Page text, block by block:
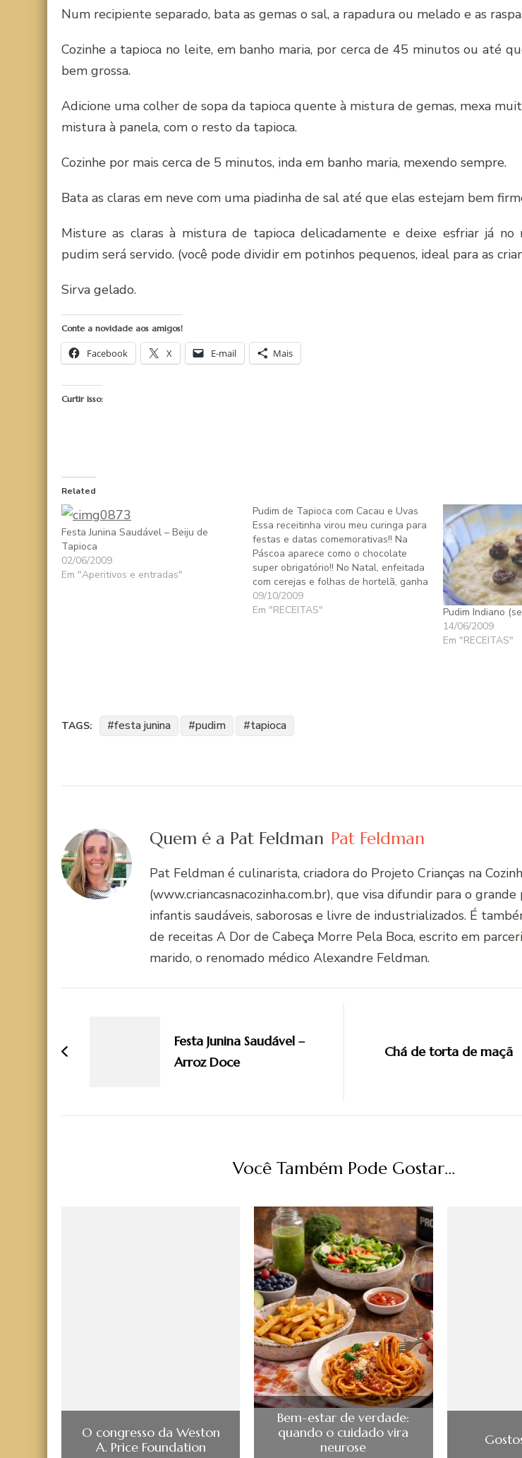
Num recipiente separado, bata as gemas o sal, a rapadura ou melado e as
Cozinhe a tapioca no leite, em banho maria, por cerca de 45 minutos ou até
bem grossa.
Adicione uma colher de sopa da tapioca quente à mistura de gemas, mexa
mistura à panela, com o resto da tapioca.
Cozinhe por mais cerca de 5 minutos, inda em banho maria, mexendo sempre.
Bata as claras em neve com uma piadinha de sal até que elas estejam bem
Misture as claras à mistura de tapioca delicadamente e deixe esfriar já no
pudim será servido. (você pode dividir em potinhos pequenos, ideal para as
Sirva gelado.
Conte a novidade aos amigos!
Facebook X E-mail Mais
Curtir isso:
Related
Festa Junina Saudável – Beiju de
Tapioca
02/06/2009
Em "Aperitivos e entradas"
Pudim de Tapioca com Cacau e Uvas
Essa receitinha virou meu curinga para
festas e datas comemorativas!! Na
Páscoa aparece como o chocolate
super obrigatório!! No Natal, enfeitada
com cerejas e folhas de hortelã, ganha
um ar natalino e elegante. E não
importa a ocasião, é smepre um
09/10/2009
Em "RECEITAS"
Pudim Indiano
14/06/2009
Em "RECEITAS"
TAGS: festa junina pudim tapioca
Quem é a Pat Feldman Pat Feldman
Pat Feldman é culinarista, criadora do Projeto Crianças na
(www.criancasnacozinha.com.br), que visa difundir para o
infantis saudáveis, saborosas e livre de industrializados. É
de receitas A Dor de Cabeça Morre Pela Boca, escrito em
marido, o renomado médico Alexandre Feldman.
post
Festa Junina Saudável –
Arroz Doce
Chá de torta de maçã
Você Também Pode Gostar...
O congresso da Weston
A. Price Foundation
Bem-estar de verdade:
quando o cuidado vira
neurose